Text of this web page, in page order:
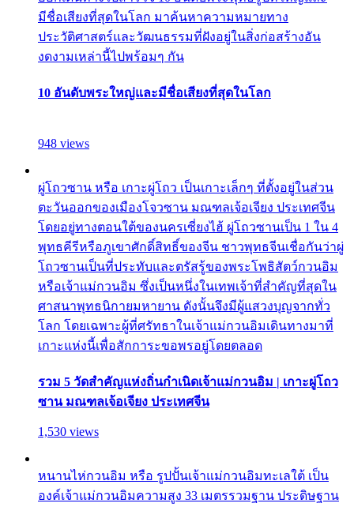
มีชื่อเสียงที่สุดในโลก มาค้นหาความหมายทาง
ประวัติศาสตร์และวัฒนธรรมที่ฝังอยู่ในสิ่งก่อสร้างอัน
งดงามเหล่านี้ไปพร้อมๆ กัน
10 อันดับพระใหญ่และมีชื่อเสียงที่สุดในโลก
948 views
ผู่โถวซาน หรือ เกาะผู่โถว เป็นเกาะเล็กๆ ที่ตั้งอยู่ในส่วน
ตะวันออกของเมืองโจวซาน มณฑลเจ้อเจียง ประเทศจีน
โดยอยู่ทางตอนใต้ของนครเซี่ยงไฮ้ ผู่โถวซานเป็น 1 ใน 4
พุทธคีรีหรือภูเขาศักดิ์สิทธิ์ของจีน ชาวพุทธจีนเชื่อกันว่าผู่
โถวซานเป็นที่ประทับและตรัสรู้ของพระโพธิสัตว์กวนอิม
หรือเจ้าแม่กวนอิม ซึ่งเป็นหนึ่งในเทพเจ้าที่สำคัญที่สุดใน
ศาสนาพุทธนิกายมหายาน ดังนั้นจึงมีผู้แสวงบุญจากทั่ว
โลก โดยเฉพาะผู้ที่ศรัทธาในเจ้าแม่กวนอิมเดินทางมาที่
เกาะแห่งนี้เพื่อสักการะขอพรอยู่โดยตลอด
รวม 5 วัดสำคัญแห่งถิ่นกำเนิดเจ้าแม่กวนอิม | เกาะผู่โถว
ซาน มณฑลเจ้อเจียง ประเทศจีน
1,530 views
หนานไห่กวนอิม หรือ รูปปั้นเจ้าแม่กวนอิมทะเลใต้ เป็น
องค์เจ้าแม่กวนอิมความสูง 33 เมตรรวมฐาน ประดิษฐาน